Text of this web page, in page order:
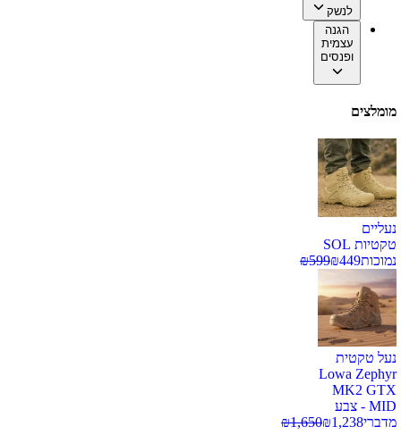
לנשק
הגנה
עצמית
ופנסים
מומלצים
נעליים
טקטיות SOL
נמוכות
₪449
₪599
נעל טקטית
Lowa Zephyr
MK2 GTX
MID - צבע
מדברי
₪1,238
₪1,650